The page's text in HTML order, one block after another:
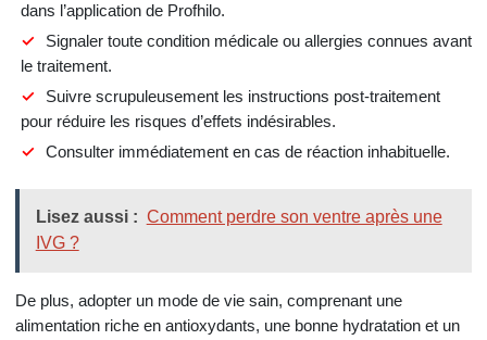
dans l’application de Profhilo.
Signaler toute condition médicale ou allergies connues avant
le traitement.
Suivre scrupuleusement les instructions post-traitement
pour réduire les risques d’effets indésirables.
Consulter immédiatement en cas de réaction inhabituelle.
Lisez aussi : Comment perdre son ventre après une
IVG ?
De plus, adopter un mode de vie sain, comprenant une
alimentation riche en antioxydants, une bonne hydratation et un